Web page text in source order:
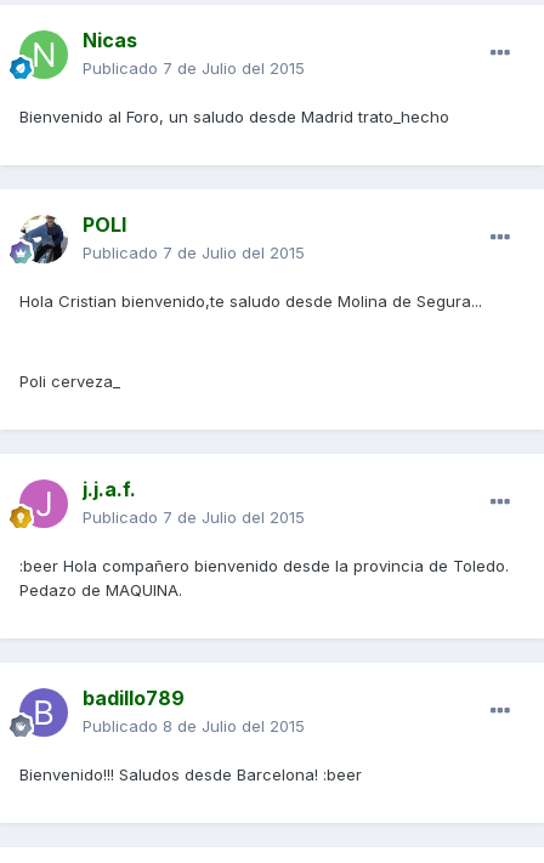
Nicas
Publicado 7 de Julio del 2015
Bienvenido al Foro, un saludo desde Madrid trato_hecho
POLI
Publicado 7 de Julio del 2015
Hola Cristian bienvenido,te saludo desde Molina de Segura...
Poli cerveza_
j.j.a.f.
Publicado 7 de Julio del 2015
:beer Hola compañero bienvenido desde la provincia de Toledo.
Pedazo de MAQUINA.
badillo789
Publicado 8 de Julio del 2015
Bienvenido!!! Saludos desde Barcelona! :beer